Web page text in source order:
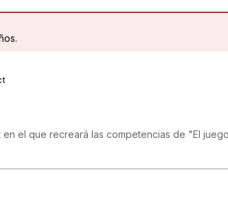
el que recreará las competencias de "El